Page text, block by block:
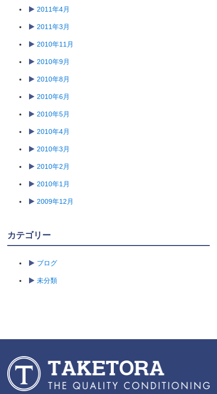
2011年4月
2011年3月
2010年11月
2010年9月
2010年8月
2010年6月
2010年5月
2010年4月
2010年3月
2010年2月
2010年1月
2009年12月
カテゴリー
ブログ
未分類